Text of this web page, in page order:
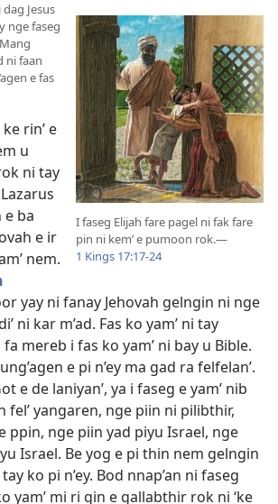
I faseg Elijah fare pagel ni fak fare
pin ni kem’ e pumoon rok.​—
1 Kings 17:17-24
Jesus
nge faseg
ni faan
e fas
rin’ e
u
ni tay
e ba
e ir
nem.
yay ni fanay Jehovah gelngin ni nge
ni kar m’ad. Fas ko yam’ ni tay
mereb i fas ko yam’ ni bay u Bible.
e pi n’ey ma gad ra felfelan’.
e de laniyan’, ya i faseg e yam’ nib
fel’ yangaren, nge piin ni pilibthir,
ppin, nge piin yad piyu Israel, nge
Israel. Be yog e pi thin nem gelngin
ko pi n’ey. Bod nnap’an ni faseg
yam’ mi ri gin e gallabthir rok ni ‘ke